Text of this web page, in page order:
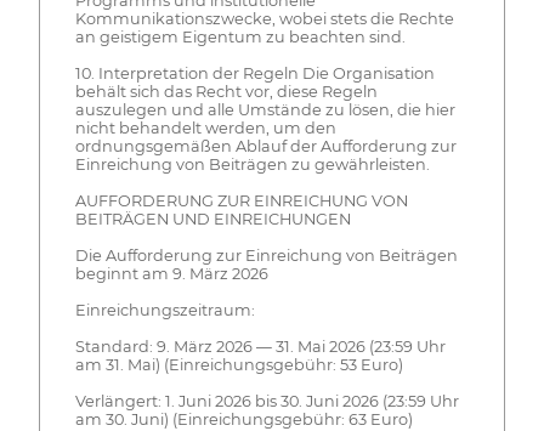
Kommunikationszwecke, wobei stets die Rechte
an geistigem Eigentum zu beachten sind.
10. Interpretation der Regeln Die Organisation
behält sich das Recht vor, diese Regeln
auszulegen und alle Umstände zu lösen, die hier
nicht behandelt werden, um den
ordnungsgemäßen Ablauf der Aufforderung zur
Einreichung von Beiträgen zu gewährleisten.
AUFFORDERUNG ZUR EINREICHUNG VON
BEITRÄGEN UND EINREICHUNGEN
Die Aufforderung zur Einreichung von Beiträgen
beginnt am 9. März 2026
Einreichungszeitraum:
Standard: 9. März 2026 — 31. Mai 2026 (23:59 Uhr
am 31. Mai) (Einreichungsgebühr: 53 Euro)
Verlängert: 1. Juni 2026 bis 30. Juni 2026 (23:59 Uhr
am 30. Juni) (Einreichungsgebühr: 63 Euro)